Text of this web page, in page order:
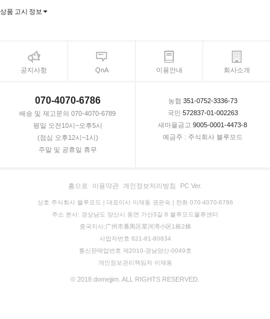
상품 고시 정보
공지사항 QnA 이용안내 회사소개
070-4070-6786
배송 및 재고문의 070-4070-6789
평일 오전10시~오후5시
(점심 오후12시~1시)
주말 및 공휴일 휴무
농협 351-0752-3336-73
국민 572837-01-002263
새마을금고 9005-0001-4473-8
예금주 : 주식회사 블루모드
홈으로 이용약관 개인정보처리방침 PC Ver.
상호 주식회사 블루모드 | 대표이사 이재동 권은숙 | 전화 070-4070-6786
주소 본사: 경상남도 양산시 동면 가산3길 8 블루모드물류센터
중국지사:广州市番禺区星河湾小区1栋2梯
사업자번호 621-81-80834
통신판매업번호 제2010-경남양산-0049호
개인정보관리책임자 이재동
© 2018 domejjim. ALL RIGHTS RESERVED.